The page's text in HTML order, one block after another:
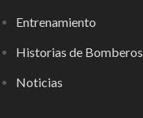
Entrenamiento
Historias de Bomberos
Noticias